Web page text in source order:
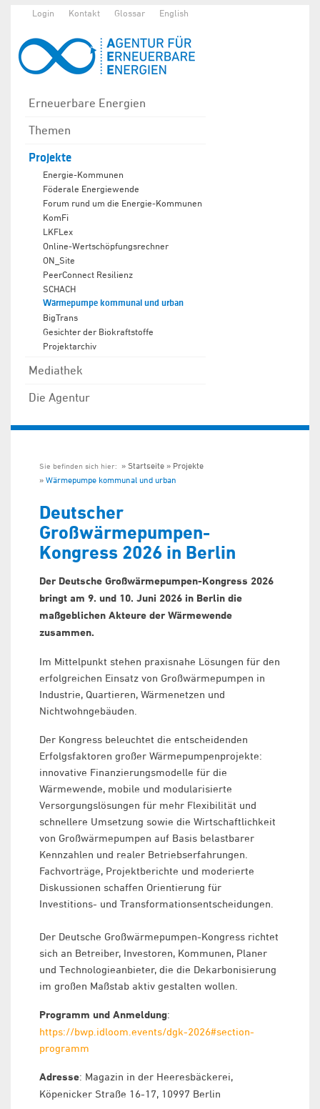
Login Kontakt Glossar English
Erneuerbare Energien
Themen
Projekte
Energie-Kommunen
Föderale Energiewende
Forum rund um die Energie-Kommunen
KomFi
LKFLex
Online-Wertschöpfungsrechner
ON_Site
PeerConnect Resilienz
SCHACH
Wärmepumpe kommunal und urban
BigTrans
Gesichter der Biokraftstoffe
Projektarchiv
Mediathek
Die Agentur
Sie befinden sich hier: Startseite
Projekte
Wärmepumpe kommunal und urban
Deutscher
Großwärmepumpen-
Kongress 2026 in Berlin
Der Deutsche Großwärmepumpen-Kongress 2026
bringt am 9. und 10. Juni 2026 in Berlin die
maßgeblichen Akteure der Wärmewende
zusammen.
Im Mittelpunkt stehen praxisnahe Lösungen für den
erfolgreichen Einsatz von Großwärmepumpen in
Industrie, Quartieren, Wärmenetzen und
Nichtwohngebäuden.
Der Kongress beleuchtet die entscheidenden
Erfolgsfaktoren großer Wärmepumpenprojekte:
innovative Finanzierungsmodelle für die
Wärmewende, mobile und modularisierte
Versorgungslösungen für mehr Flexibilität und
schnellere Umsetzung sowie die Wirtschaftlichkeit
von Großwärmepumpen auf Basis belastbarer
Kennzahlen und realer Betriebserfahrungen.
Fachvorträge, Projektberichte und moderierte
Diskussionen schaffen Orientierung für
Investitions- und Transformationsentscheidungen.
Der Deutsche Großwärmepumpen-Kongress richtet
sich an Betreiber, Investoren, Kommunen, Planer
und Technologieanbieter, die die Dekarbonisierung
im großen Maßstab aktiv gestalten wollen.
Programm und Anmeldung:
https://bwp.idloom.events/dgk-2026#section-
programm
Adresse: Magazin in der Heeresbäckerei,
Köpenicker Straße 16-17, 10997 Berlin